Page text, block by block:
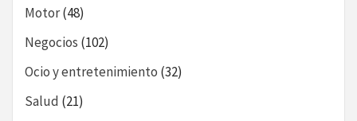
Motor(48)
Negocios (102)
Ocio y entretenimiento (32)
Salud (21)